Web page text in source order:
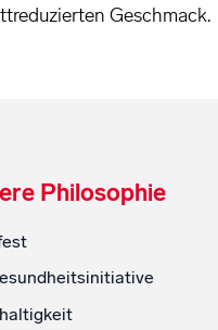
Geschmack.
Philosophie